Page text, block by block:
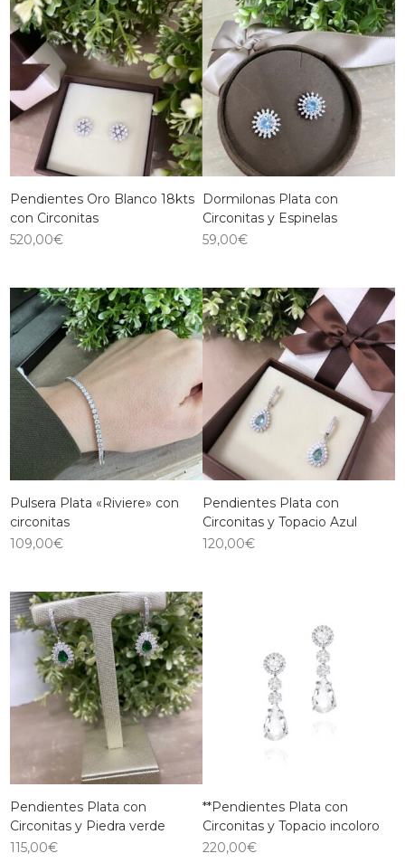
Pendientes Oro Blanco 18kts
con Circonitas
520,00€
Dormilonas Plata con
Circonitas y Espinelas
59,00€
Pulsera Plata «Riviere» con
circonitas
109,00€
Pendientes Plata con
Circonitas y Topacio Azul
120,00€
Pendientes Plata con
Circonitas y Piedra verde
115,00€
**Pendientes Plata con
Circonitas y Topacio incoloro
220,00€